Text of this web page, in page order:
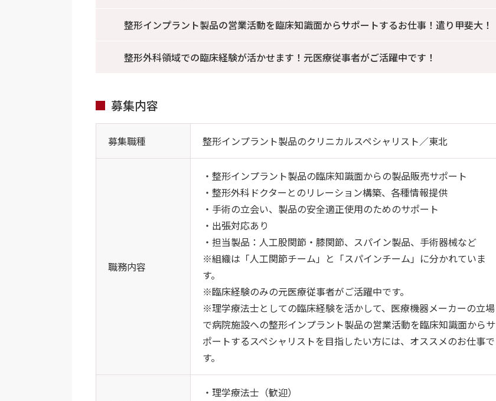
整形インプラント製品の営業活動を臨床知識面からサポートするお仕事！遣り甲斐大！
整形外科領域での臨床経験が活かせます！元医療従事者がご活躍中です！
募集内容
募集職種 整形インプラント製品のクリニカルスペシャリスト／東北
職務内容
・整形インプラント製品の臨床知識面からの製品販売サポート
・整形外科ドクターとのリレーション構築、各種情報提供
・手術の立会い、製品の安全適正使用のためのサポート
・出張対応あり
・担当製品：人工股関節・膝関節、スパイン製品、手術器械など
※組織は「人工関節チーム」と「スパインチーム」に分かれていま
す。
※臨床経験のみの元医療従事者がご活躍中です。
※理学療法士としての臨床経験を活かして、医療機器メーカーの立場
で病院施設への整形インプラント製品の営業活動を臨床知識面からサ
ポートするスペシャリストを目指したい方には、オススメのお仕事で
す。
・理学療法士（歓迎）